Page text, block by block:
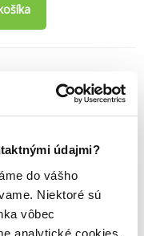
údajmi?
do vášho
Niektoré sú
vôbec
analytické cookies,
Karakida,Toshio
ale aj
Tieto zručnosti
pre ďalšie učenie.
sú určené najmä
úplne...Zobraziť viac